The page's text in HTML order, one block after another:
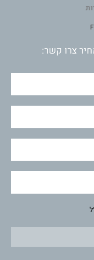
צרו קשר: